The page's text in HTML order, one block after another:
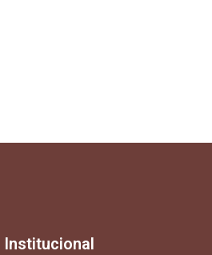
Institucional